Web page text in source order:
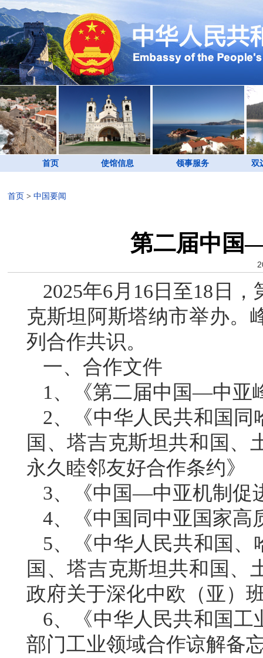
首页 使馆信息 领事服务 双
首页 > 中国要闻
第二届中国
2025年6月16日至18日
克斯坦阿斯塔纳市举办。
列合作共识。
一、合作文件
1、《第二届中国—中亚
2、《中华人民共和国
国、塔吉克斯坦共和国、
永久睦邻友好合作条约》
3、《中国—中亚机制促
4、《中国同中亚国家高
5、《中华人民共和国
国、塔吉克斯坦共和国、
政府关于深化中欧（亚）
6、《中华人民共和国
部门工业领域合作谅解备